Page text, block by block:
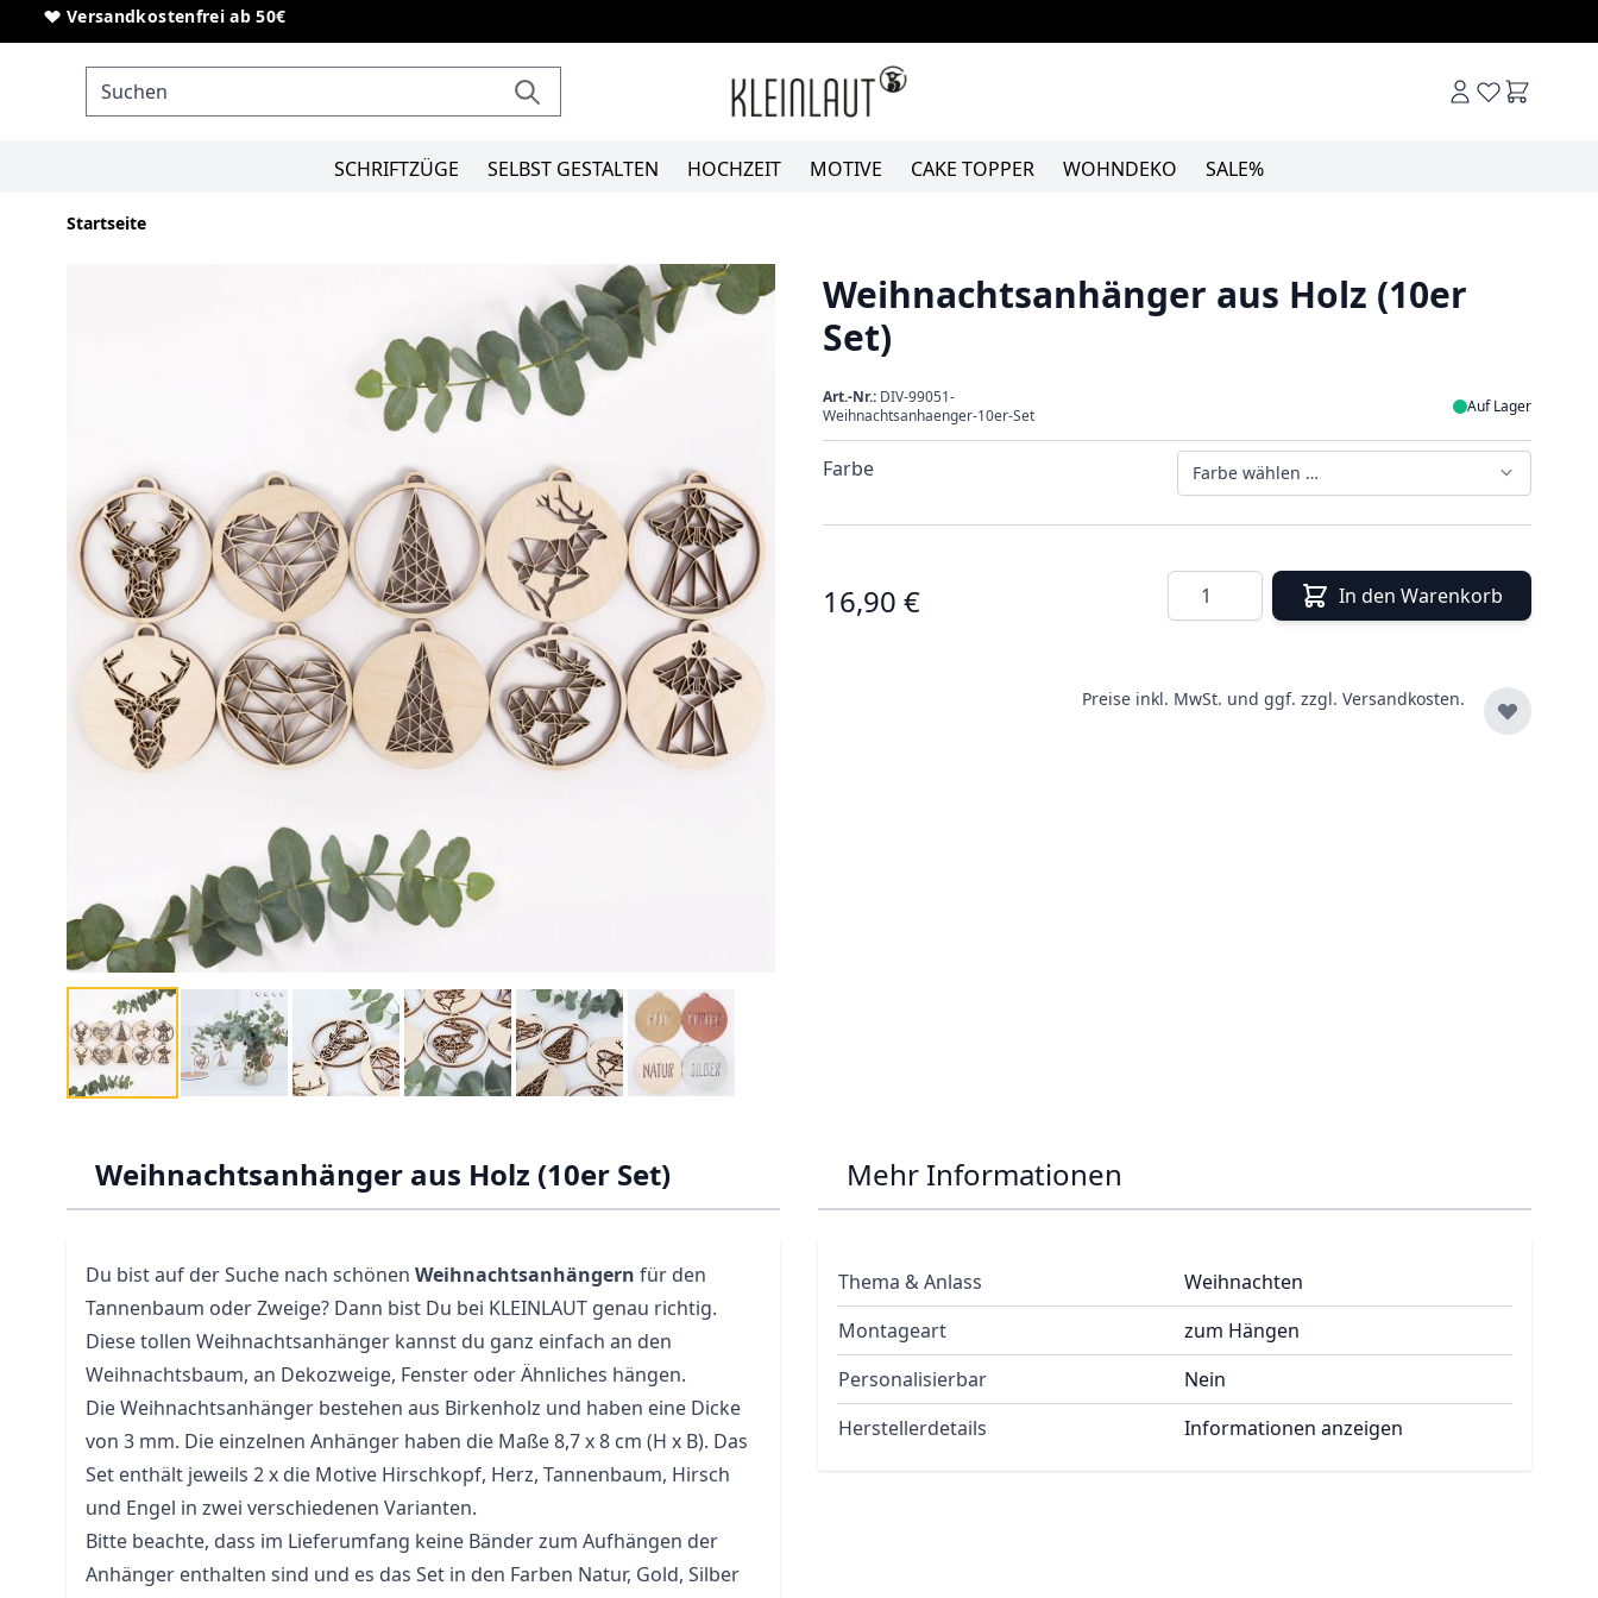
Direkt zum Inhalt
Versandkostenfrei ab 50€
Sonderanfertigungen von Schriftzügen
SCHRIFTZÜGE SELBST GESTALTEN HOCHZEIT MOTIVE CAKE TOPPER WOHNDEKO SALE%
Startseite
Weihnachtsanhänger aus Holz (10er
Set)
Art.-Nr.: DIV-99051-
Weihnachtsanhaenger-10er-Set
Auf Lager
Farbe Farbe wählen …
16,90 € Menge In den Warenkorb
Preise inkl. MwSt. und ggf. zzgl. Versandkosten.
Weihnachtsanhänger aus Holz (10er Set)
Du bist auf der Suche nach schönen Weihnachtsanhängern für den
Tannenbaum oder Zweige? Dann bist Du bei KLEINLAUT genau richtig.
Diese tollen Weihnachtsanhänger kannst du ganz einfach an den
Weihnachtsbaum, an Dekozweige, Fenster oder Ähnliches hängen.
Die Weihnachtsanhänger bestehen aus Birkenholz und haben eine Dicke
von 3 mm. Die einzelnen Anhänger haben die Maße 8,7 x 8 cm (H x B). Das
Set enthält jeweils 2 x die Motive Hirschkopf, Herz, Tannenbaum, Hirsch
und Engel in zwei verschiedenen Varianten.
Bitte beachte, dass im Lieferumfang keine Bänder zum Aufhängen der
Anhänger enthalten sind und es das Set in den Farben Natur, Gold, Silber
Mehr Informationen
Thema & Anlass
Weihnachten
Montageart
zum Hängen
Personalisierbar
Nein
Herstellerdetails
Informationen anzeigen